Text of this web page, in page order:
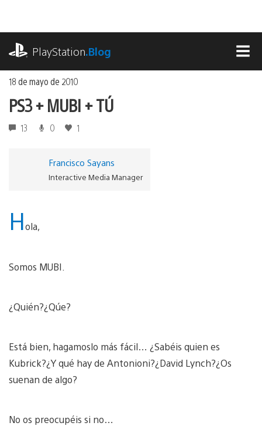
contenido
PlayStation.Blog
18 de mayo de 2010
PS3 + MUBI + TÚ
13 0 1
Francisco Sayans
Interactive Media Manager
Hola,
Somos MUBI.
¿Quién?¿Qúe?
Está bien, hagamoslo más fácil… ¿Sabéis quien es
Kubrick?¿Y qué hay de Antonioni?¿David Lynch?¿Os
suenan de algo?
No os preocupéis si no…